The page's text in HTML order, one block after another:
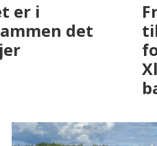
Fenistra endrer
eiendomsbransjen
med AI. Slik ser vi